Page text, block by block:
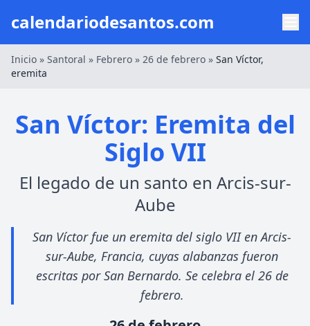
calendariodesantos.com
Inicio » Santoral » Febrero » 26 de febrero » San Víctor,
eremita
San Víctor: Eremita del
Siglo VII
El legado de un santo en Arcis-sur-
Aube
San Víctor fue un eremita del siglo VII en Arcis-
sur-Aube, Francia, cuyas alabanzas fueron
escritas por San Bernardo. Se celebra el 26 de
febrero.